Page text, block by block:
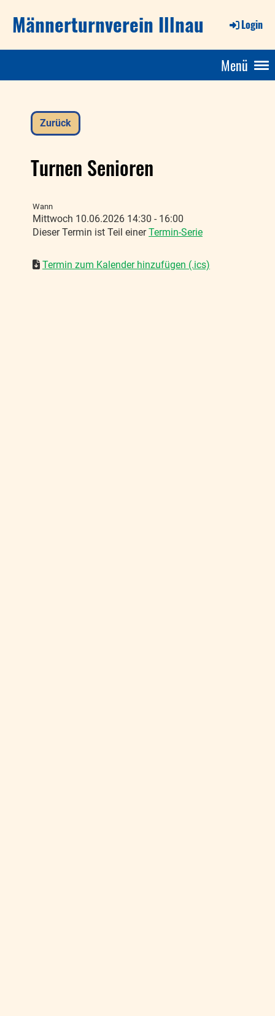
Männerturnverein Illnau Login
Menü
Zurück
Turnen Senioren
Wann
Mittwoch 10.06.2026 14:30 - 16:00
Dieser Termin ist Teil einerTermin-Serie
Termin zum Kalender hinzufügen (.ics)